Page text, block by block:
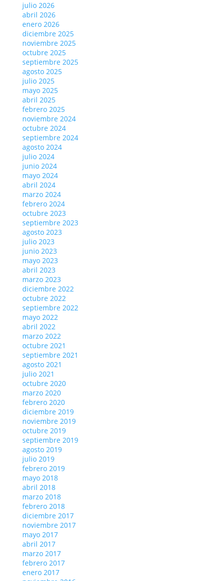
julio 2026
abril 2026
enero 2026
diciembre 2025
noviembre 2025
octubre 2025
septiembre 2025
agosto 2025
julio 2025
mayo 2025
abril 2025
febrero 2025
noviembre 2024
octubre 2024
septiembre 2024
agosto 2024
julio 2024
junio 2024
mayo 2024
abril 2024
marzo 2024
febrero 2024
octubre 2023
septiembre 2023
agosto 2023
julio 2023
junio 2023
mayo 2023
abril 2023
marzo 2023
diciembre 2022
octubre 2022
septiembre 2022
mayo 2022
abril 2022
marzo 2022
octubre 2021
septiembre 2021
agosto 2021
julio 2021
octubre 2020
marzo 2020
febrero 2020
diciembre 2019
noviembre 2019
octubre 2019
septiembre 2019
agosto 2019
julio 2019
febrero 2019
mayo 2018
abril 2018
marzo 2018
febrero 2018
diciembre 2017
noviembre 2017
mayo 2017
abril 2017
marzo 2017
febrero 2017
enero 2017